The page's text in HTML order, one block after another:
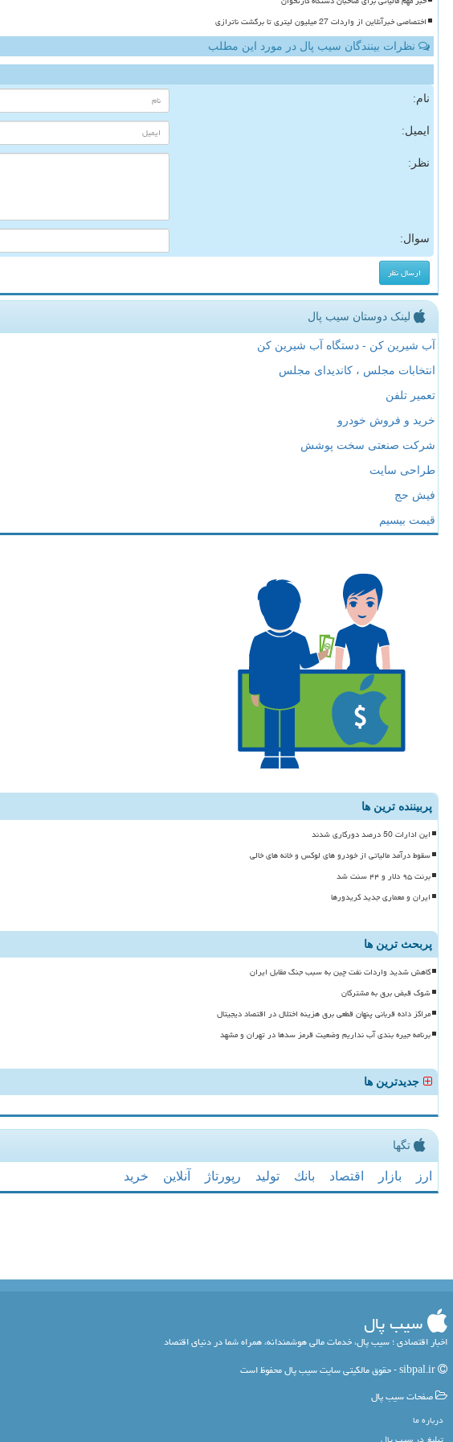
اختصاصی خبرآنلاین از واردات 27 میلیون لیتری تا برگشت ناترازی
نظرات بینندگان سیب پال در مورد این مطلب
نام:
ایمیل:
نظر:
سوال:
لینک دوستان سیب پال
آب شیرین کن - دستگاه آب شیرین کن
انتخابات مجلس ، کاندیدای مجلس
تعمیر تلفن
خرید و فروش خودرو
شرکت صنعتی سخت پوشش
طراحی سایت
فیش حج
قیمت بیسیم
پربیننده ترین ها
این ادارات 50 درصد دورکاری شدند
سقوط درآمد مالیاتی از خودرو های لوکس و خانه های خالی
برنت ۹۵ دلار و ۴۴ سنت شد
ایران و معماری جدید کریدورها
پربحث ترین ها
کاهش شدید واردات نفت چین به سبب جنگ مقابل ایران
شوک قبض برق به مشترکان
مراکز داده قربانی پنهان قطعی برق هزینه اختلال در اقتصاد دیجیتال
برنامه جیره بندی آب نداریم وضعیت قرمز سدها در تهران و مشهد
جدیدترین ها
تگها
ارز بازار اقتصاد بانك تولید رپورتاژ آنلاین خرید
سیب پال
اخبار اقتصادی ؛ سیب پال، خدمات مالی هوشمندانه، همراه شما در دنیای اقتصاد
صفحات سیب پال
درباره ما